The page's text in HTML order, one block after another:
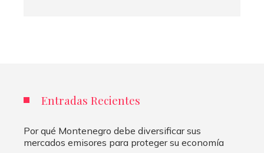
Entradas Recientes
Por qué Montenegro debe diversificar sus
mercados emisores para proteger su economía